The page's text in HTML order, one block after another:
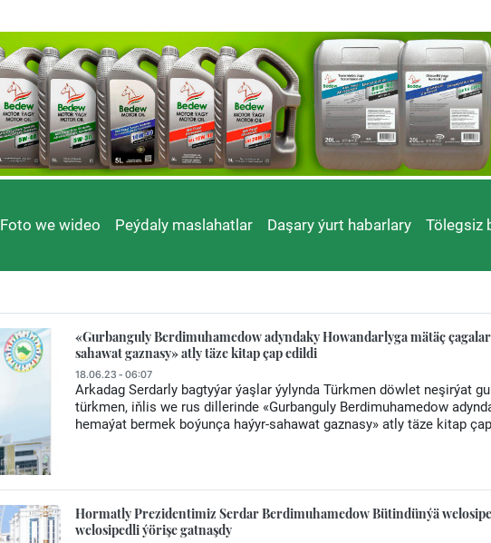
Foto we wideo Peýdaly maslahatlar Daşary ýurt habarlary Tölegsiz
«Gurbanguly Berdimuhamedow adyndaky Howandarlyga mätäç
sahawat gaznasy» atly täze kitap çap edildi
18.06.23 - 06:07
Arkadag Serdarly bagtyýar ýaşlar ýylynda Türkmen döwlet neşirýat
türkmen, iňlis we rus dillerinde «Gurbanguly Berdimuhamedow
hemaýat bermek boýunça haýyr-sahawat gaznasy» atly täze kitap
Hormatly Prezidentimiz Serdar Berdimuhamedow Bütindünýä
welosipedli ýörişe gatnaşdy